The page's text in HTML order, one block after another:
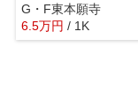
G・F東本願寺
6.5万円 / 1K